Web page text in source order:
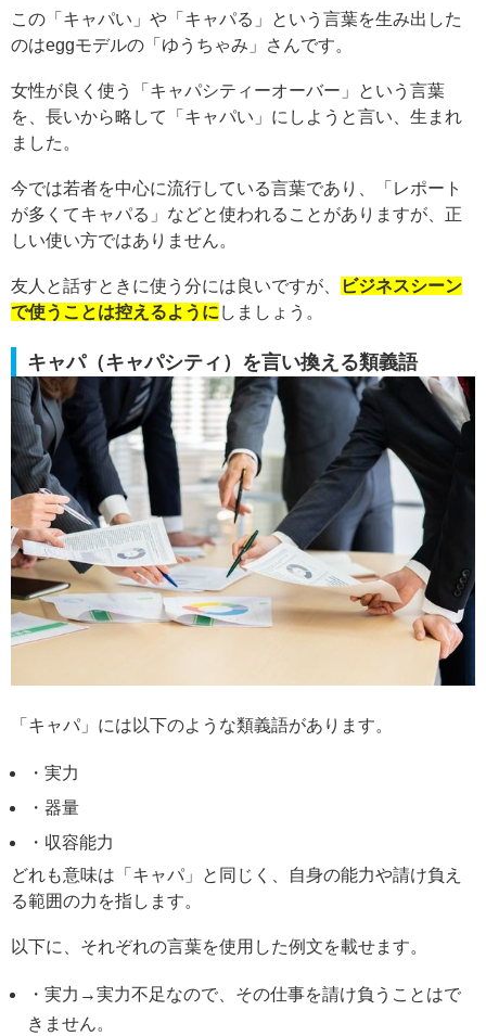
この「キャパい」や「キャパる」という言葉を生み出した
のはeggモデルの「ゆうちゃみ」さんです。
女性が良く使う「キャパシティーオーバー」という言葉
を、長いから略して「キャパい」にしようと言い、生まれ
ました。
今では若者を中心に流行している言葉であり、「レポート
が多くてキャパる」などと使われることがありますが、正
しい使い方ではありません。
友人と話すときに使う分には良いですが、
ビジネスシーン
で使うことは控えるように しましょう。
キャパ（キャパシティ）を言い換える類義語
「キャパ」には以下のような類義語があります。
・実力
・器量
・収容能力
どれも意味は「キャパ」と同じく、自身の能力や請け負え
る範囲の力を指します。
以下に、それぞれの言葉を使用した例文を載せます。
・実力→実力不足なので、その仕事を請け負うことはで
きません。